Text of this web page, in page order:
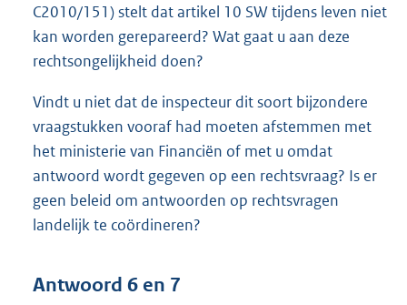
C2010/151) stelt dat artikel 10 SW tijdens leven niet
kan worden gerepareerd? Wat gaat u aan deze
rechtsongelijkheid doen?
Vindt u niet dat de inspecteur dit soort bijzondere
vraagstukken vooraf had moeten afstemmen met
het ministerie van Financiën of met u omdat
antwoord wordt gegeven op een rechtsvraag? Is er
geen beleid om antwoorden op rechtsvragen
landelijk te coördineren?
Antwoord 6 en 7